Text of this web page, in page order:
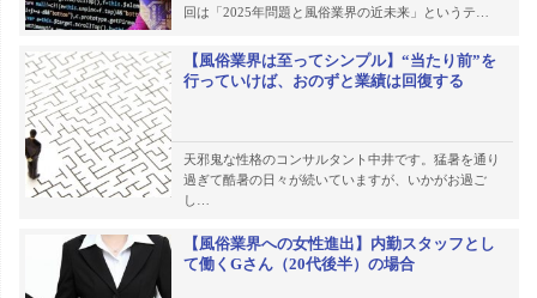
回は「2025年問題と風俗業界の近未来」というテ…
【風俗業界は至ってシンプル】“当たり前”を
行っていけば、おのずと業績は回復する
天邪鬼な性格のコンサルタント中井です。猛暑を通り
過ぎて酷暑の日々が続いていますが、いかがお過ご
し…
【風俗業界への女性進出】内勤スタッフとし
て働くGさん（20代後半）の場合